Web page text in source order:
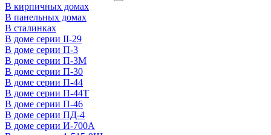
В кирпичных домах
В панельных домах
В сталинках
В доме серии II-29
В доме серии П-3
В доме серии П-3М
В доме серии П-30
В доме серии П-44
В доме серии П-44Т
В доме серии П-46
В доме серии ПД-4
В доме серии И-700А